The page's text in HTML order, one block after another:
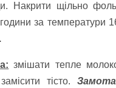
Накрити щільно
за температури
змішати тепле
тісто.